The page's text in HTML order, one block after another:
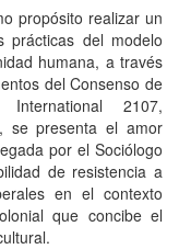
propósito realizar un
prácticas del modelo
humana, a través
del Consenso de
2107,
se presenta el amor
por el Sociólogo
de resistencia a
en el contexto
que concibe el